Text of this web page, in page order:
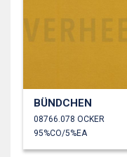
BÜNDCHEN
08766.078 OCKER
95%CO/5%EA